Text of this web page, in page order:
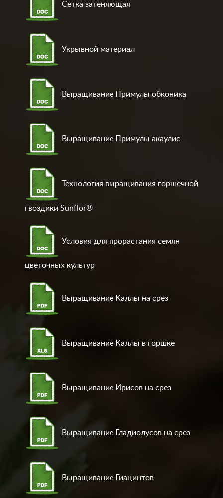
Сетка затеняющая
Укрывной материал
Выращивание Примулы обконика
Выращивание Примулы акаулис
Технология выращивания горшечной
гвоздики Sunflor®
Условия для прорастания семян
цветочных культур
Выращивание Каллы на срез
Выращивание Каллы в горшке
Выращивание Ирисов на срез
Выращивание Гладиолусов на срез
Выращивание Гиацинтов